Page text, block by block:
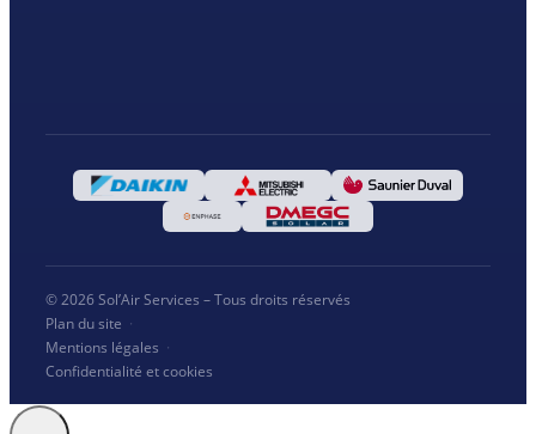
© 2026 Sol’Air Services – Tous droits réservés
Plan du site ·
Mentions légales ·
Confidentialité et cookies